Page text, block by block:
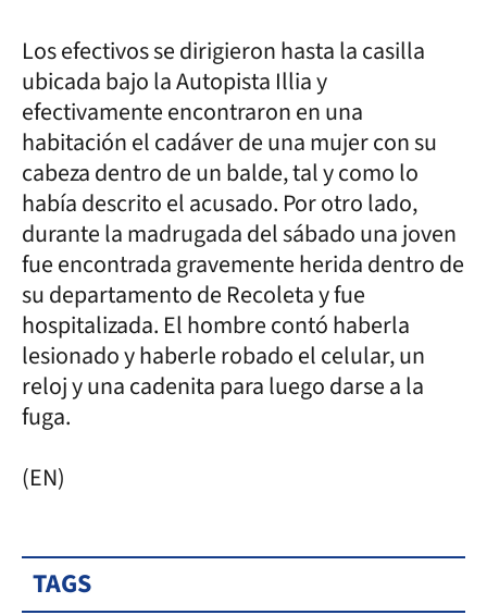
Los efectivos se dirigieron hasta la casilla
ubicada bajo la Autopista Illia y
efectivamente encontraron en una
habitación el cadáver de una mujer con su
cabeza dentro de un balde, tal y como lo
había descrito el acusado. Por otro lado,
durante la madrugada del sábado una joven
fue encontrada gravemente herida dentro de
su departamento de Recoleta y fue
hospitalizada. El hombre contó haberla
lesionado y haberle robado el celular, un
reloj y una cadenita para luego darse a la
fuga.
(EN)
TAGS